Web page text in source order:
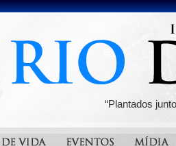
“Plantados